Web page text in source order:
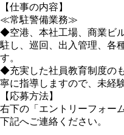
【仕事の内容】
≪常駐警備業務≫
◆空港、本社工場、商業ビ
駐し、巡回、出入管理、各
す。
◆充実した社員教育制度の
寧に指導しますので、未経
【応募方法】
右下の「エントリーフォー
下記へご連絡ください。